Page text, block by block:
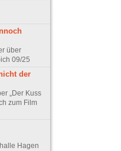
über
09/25
der
„Der Kuss
zum Film
Hagen